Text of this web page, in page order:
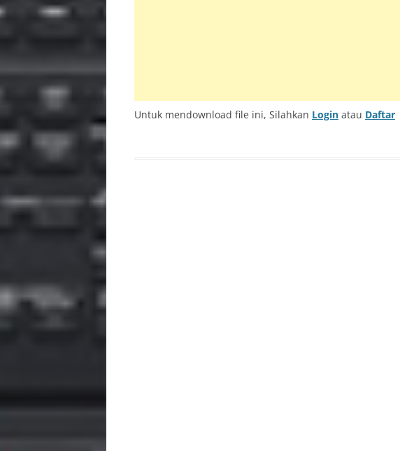
Untuk mendownload file ini, Silahkan Login atau Daftar